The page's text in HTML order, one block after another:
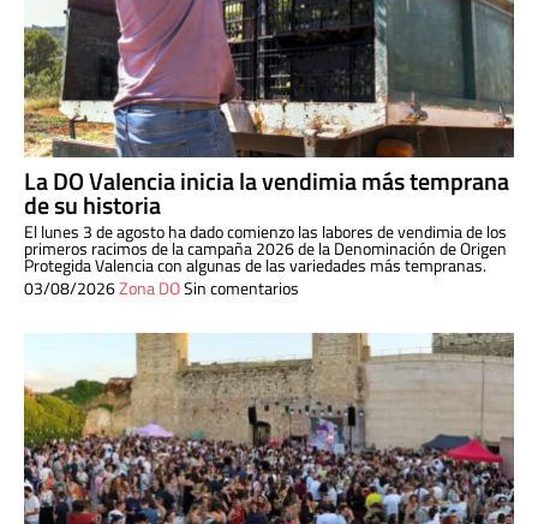
La DO Valencia inicia la vendimia más temprana
de su historia
El lunes 3 de agosto ha dado comienzo las labores de vendimia de los
primeros racimos de la campaña 2026 de la Denominación de Origen
Protegida Valencia con algunas de las variedades más tempranas.
03/08/2026Zona DOSin comentarios